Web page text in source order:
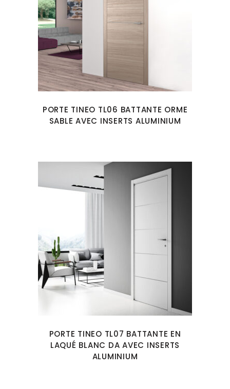
PORTE TINEO TL06 BATTANTE ORME
SABLE AVEC INSERTS ALUMINIUM
PORTE TINEO TL07 BATTANTE EN
LAQUÉ BLANC DA AVEC INSERTS
ALUMINIUM